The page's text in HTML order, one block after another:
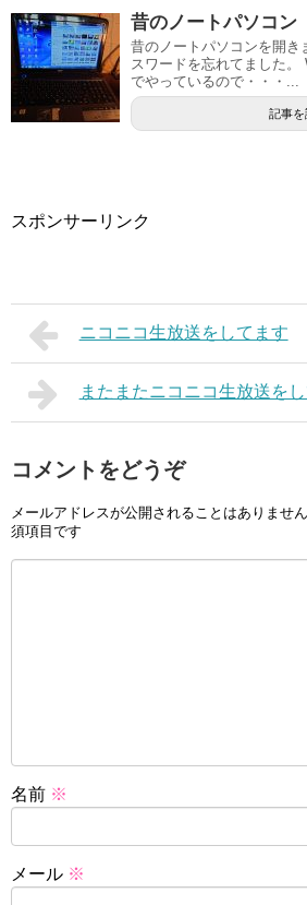
昔のノートパソコン
昔のノートパソコンを開き
スワードを忘れてました。
でやっているので・・・...
記事を
スポンサーリンク
ニコニコ生放送をしてます
またまたニコニコ生放送を
コメントをどうぞ
メールアドレスが公開されることはありません
須項目です
名前 ※
メール ※